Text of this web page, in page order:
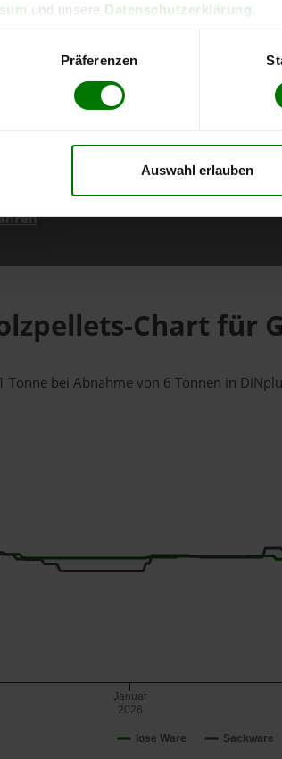
und unsere Datenschutzerklärung
Präferenzen
Auswahl erlauben
direkt online bestellen
aktuellen Stand
Chart für
Tonne bei Abnahmevon 6 Tonnen in
lose Ware Sackware
Januar
2026